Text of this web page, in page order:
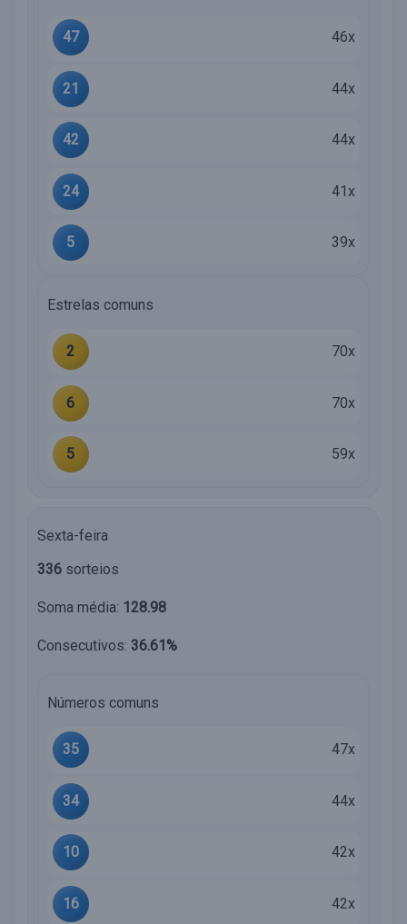
47 46x
21 44x
42 44x
24 41x
5 39x
Estrelas comuns
2 70x
6 70x
5 59x
Sexta-feira
336 sorteios
Soma média: 128.98
Consecutivos: 36.61%
Números comuns
35 47x
34 44x
10 42x
16 42x